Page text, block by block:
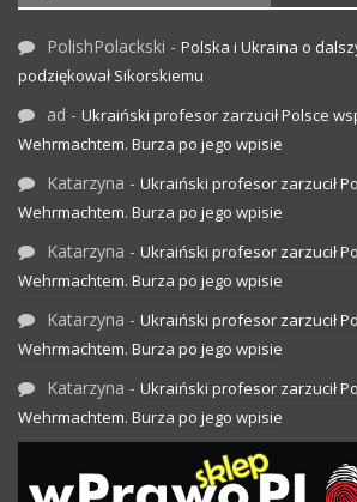
PolishPolackski - Polska i Ukraina o
podziękował Sikorskiemu
ad - Ukraiński profesor zarzucił Polsce
Wehrmachtem. Burza po jego wpisie
Katarzyna - Ukraiński profesor zarzucił
Wehrmachtem. Burza po jego wpisie
Katarzyna - Ukraiński profesor zarzucił
Wehrmachtem. Burza po jego wpisie
Katarzyna - Ukraiński profesor zarzucił
Wehrmachtem. Burza po jego wpisie
Katarzyna - Ukraiński profesor zarzucił
Wehrmachtem. Burza po jego wpisie